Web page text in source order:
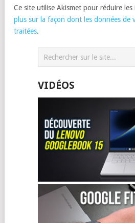
Ce site utilise Akismet pour réduire les
plus sur la façon dont les données de
traitées.
VIDÉOS